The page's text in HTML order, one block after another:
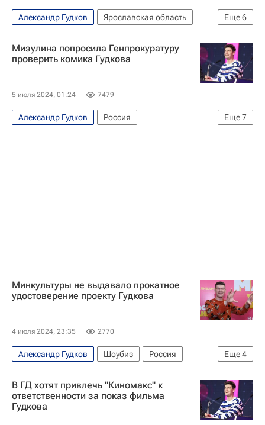
Еще6
Александр Гудков
Ярославская область
Общество
Ярославская область
Данилов
Ярославль
Михаил Евраев
Мизулина попросила Генпрокуратуру
проверить комика Гудкова
5 июля 2024, 01:24 7479
Еще7
Александр Гудков
Россия
Екатерина Мизулина
Юрий Швыткин
Минкультуры не выдавало прокатное
удостоверение проекту Гудкова
4 июля 2024, 23:35 2770
Еще4
Александр Гудков Шоубиз
Россия
Александр Хинштейн
Госдума РФ
Вооруженные силы Украины
Происшествия
В ГД хотят привлечь "Киномакс" к
ответственности за показ фильма
Гудкова